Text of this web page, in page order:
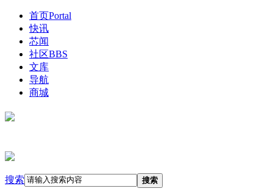
首页Portal
快讯
芯闻
社区BBS
文库
导航
商城
搜索 搜索